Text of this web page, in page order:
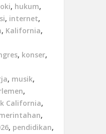
, hukum,
, internet,
, Kalifornia,
, konser,
, musik,
,
California,
,
, pendidikan,